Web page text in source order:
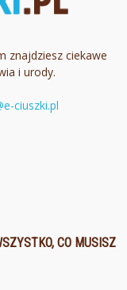
znajdziesz ciekawe
i urody.
ciuszki.pl
CO MUSISZ